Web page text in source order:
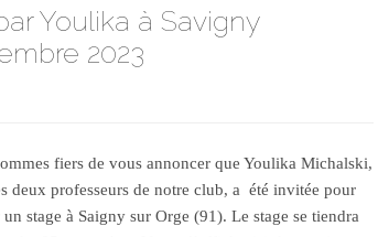
Youlika à Savigny
2023
fiers de vous annoncer que Youlika Michalski,
deux professeurs de notre club, a été invitée pour
un stage à Saigny sur Orge (91). Le stage se tiendra